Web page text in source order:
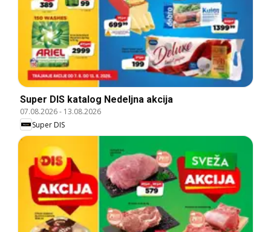
Super DIS katalog Nedeljna akcija
07.08.2026- 13.08.2026
Super DIS